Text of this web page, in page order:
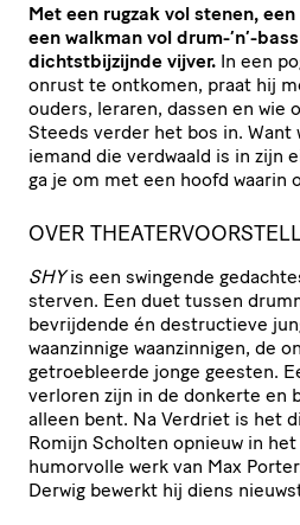
Met een rugzak vol stenen,
een walkman vol drum-’n’-
dichtstbijzijnde vijver. In een
onrust te ontkomen, praat hij
ouders, leraren, dassen en wie
Steeds verder het bos in. Want
iemand die verdwaald is in zijn
ga je om met een hoofd waarin
OVER
SHYis een swingende
sterven. Een duet tussen
bevrijdende én destructieve
waanzinnige waanzinnigen, de
getroebleerde jonge geesten.
verloren zijn in de donkerte en
alleen bent. Na Verdriet is het
Romijn Scholten opnieuw in
humorvolle werk van Max
Derwig bewerkt hij diens